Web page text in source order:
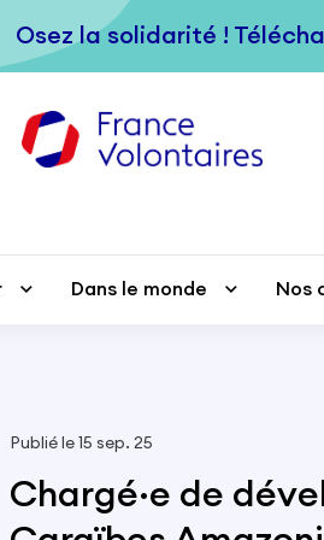
Osez la solidarité !
Dans le monde Nos
Osez la solidarité !
Dans le monde Nos
Publié le 15 sep. 25
Chargé·e de